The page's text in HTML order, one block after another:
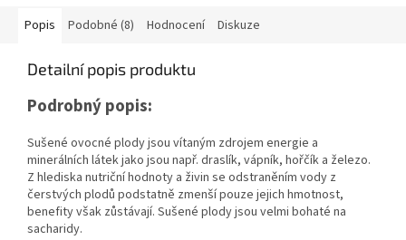
Popis Podobné (8) Hodnocení Diskuze
Detailní popis produktu
Podrobný popis:
Sušené ovocné plody jsou vítaným zdrojem energie a
minerálních látek jako jsou např. draslík, vápník, hořčík a železo.
Z hlediska nutriční hodnoty a živin se odstraněním vody z
čerstvých plodů podstatně zmenší pouze jejich hmotnost,
benefity však zůstávají. Sušené plody jsou velmi bohaté na
sacharidy.